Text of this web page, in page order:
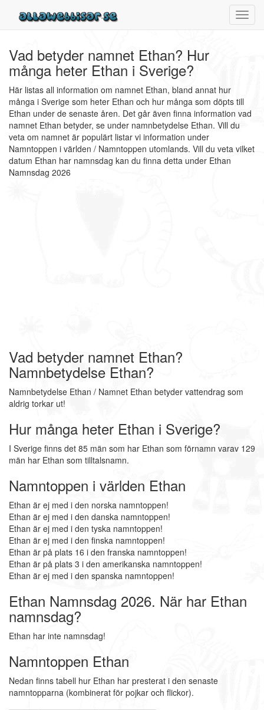
Vad betyder namnet Ethan? Hur
många heter Ethan i Sverige?
Här listas all information om namnet Ethan, bland annat hur
många i Sverige som heter Ethan och hur många som döpts till
Ethan under de senaste åren. Det går även finna information vad
namnet Ethan betyder, se under namnbetydelse Ethan. Vill du
veta om namnet är populärt listar vi information under
Namntoppen i världen / Namntoppen utomlands. Vill du veta vilket
datum Ethan har namnsdag kan du finna detta under Ethan
Namnsdag 2026
Vad betyder namnet Ethan?
Namnbetydelse Ethan?
Namnbetydelse Ethan / Namnet Ethan betyder vattendrag som
aldrig torkar ut!
Hur många heter Ethan i Sverige?
I Sverige finns det 85 män som har Ethan som förnamn varav 129
män har Ethan som tilltalsnamn.
Namntoppen i världen Ethan
Ethan är ej med i den norska namntoppen!
Ethan är ej med i den danska namntoppen!
Ethan är ej med i den tyska namntoppen!
Ethan är ej med i den finska namntoppen!
Ethan är på plats 16 i den franska namntoppen!
Ethan är på plats 3 i den amerikanska namntoppen!
Ethan är ej med i den spanska namntoppen!
Ethan Namnsdag 2026. När har Ethan
namnsdag?
Ethan har inte namnsdag!
Namntoppen Ethan
Nedan finns tabell hur Ethan har presterat i den senaste
namntopparna (kombinerat för pojkar och flickor).